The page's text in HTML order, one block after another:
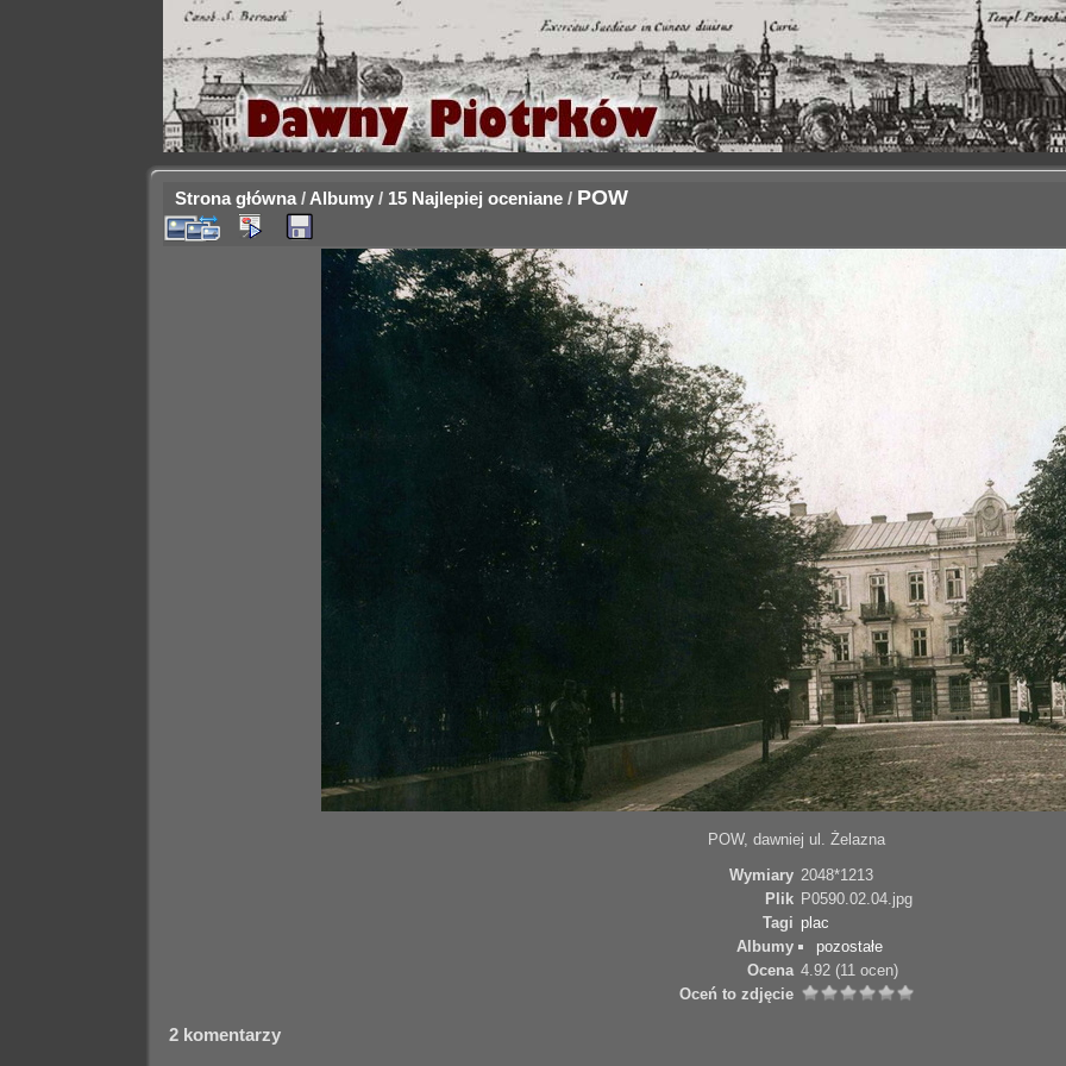
Strona główna / Albumy / 15 Najlepiej oceniane / POW
POW, dawniej ul. Żelazna
Wymiary 2048*1213
Plik P0590.02.04.jpg
Tagi plac
Albumy
pozostałe
Ocena 4.92 (11 ocen)
Oceń to zdjęcie
2 komentarzy